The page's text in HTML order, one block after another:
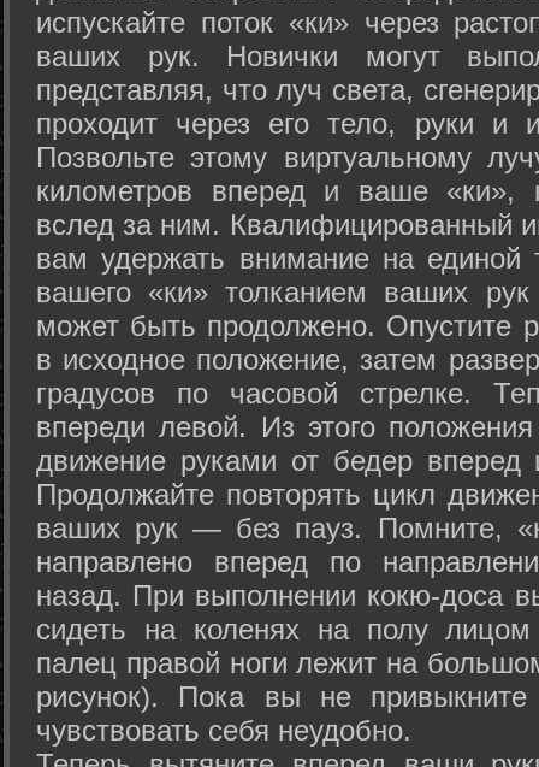
испускайте поток «ки» через
ваших рук. Новички могут
представляя, что луч света,
проходит через его тело, руки и
Позвольте этому виртуальному
километров вперед и ваше «ки»,
вслед за ним. Квалифицированный
вам удержать внимание на единой
вашего «ки» толканием ваших
может быть продолжено. Опустите
в исходное положение, затем
градусов по часовой стрелке.
впереди левой. Из этого
движение руками от бедер вперед
Продолжайте повторять цикл
ваших рук — без пауз. Помните,
направлено вперед по
назад. При выполнении кокю-доса
сидеть на коленях на полу
палец правой ноги лежит на
рисунок). Пока вы не
чувствовать себя неудобно.